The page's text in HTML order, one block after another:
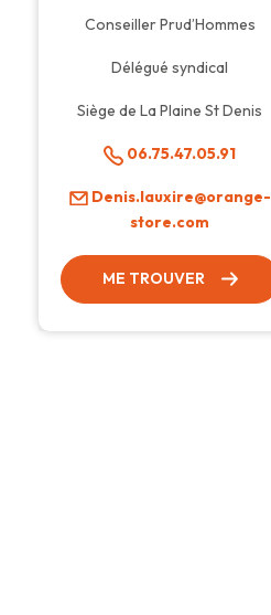
Conseiller Prud’Hommes
Délégué syndical
Siège de La Plaine St Denis
06.75.47.05.91
Denis.lauxire@orange-
store.com
ME TROUVER